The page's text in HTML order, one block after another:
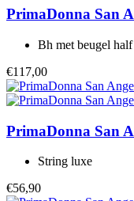
PrimaDonna San
Bh met beugel
€117,00
PrimaDonna San
String luxe
€56,90